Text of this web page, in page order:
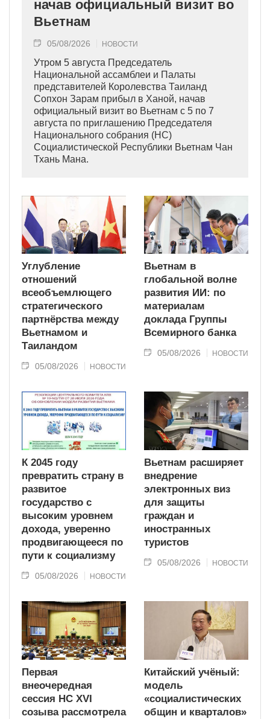
начав официальный визит во
Вьетнам
05/08/2026 НОВОСТИ
Утром 5 августа Председатель
Национальной ассамблеи и Палаты
представителей Королевства Таиланд
Сопхон Зарам прибыл в Ханой, начав
официальный визит во Вьетнам с 5 по 7
августа по приглашению Председателя
Национального собрания (НС)
Социалистической Республики Вьетнам Чан
Тхань Мана.
Углубление
отношений
всеобъемлющего
стратегического
партнёрства между
Вьетнамом и
Таиландом
05/08/2026 НОВОСТИ
Вьетнам в
глобальной волне
развития ИИ: по
материалам
доклада Группы
Всемирного банка
05/08/2026 НОВОСТИ
К 2045 году
превратить страну в
развитое
государство с
высоким уровнем
дохода, уверенно
продвигающееся по
пути к социализму
05/08/2026 НОВОСТИ
Вьетнам расширяет
внедрение
электронных виз
для защиты
граждан и
иностранных
туристов
05/08/2026 НОВОСТИ
Первая
внеочередная
сессия НС XVI
созыва рассмотрела
Китайский учёный:
модель
«социалистических
общин и кварталов»